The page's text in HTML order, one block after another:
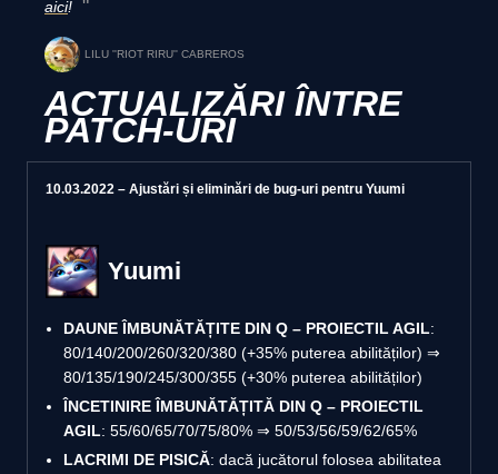
aici!
LILU ''RIOT RIRU'' CABREROS
ACTUALIZĂRI ÎNTRE
PATCH-URI
10.03.2022 – Ajustări și eliminări de bug-uri pentru Yuumi
Yuumi
DAUNE ÎMBUNĂTĂȚITE DIN Q – PROIECTIL AGIL:
80/140/200/260/320/380 (+35% puterea abilităților) ⇒
80/135/190/245/300/355 (+30% puterea abilităților)
ÎNCETINIRE ÎMBUNĂTĂȚITĂ DIN Q – PROIECTIL
AGIL: 55/60/65/70/75/80% ⇒ 50/53/56/59/62/65%
LACRIMI DE PISICĂ: dacă jucătorul folosea abilitatea